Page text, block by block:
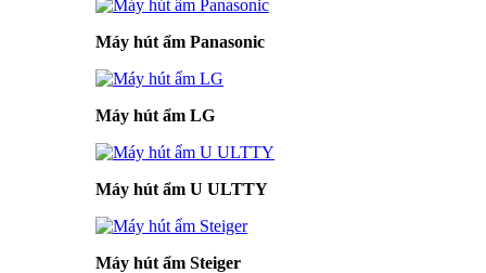
Máy hút ẩm Panasonic
Máy hút ẩm LG
Máy hút ẩm U ULTTY
Máy hút ẩm Steiger